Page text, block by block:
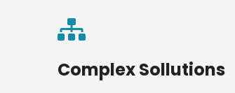
Complex Sollutions